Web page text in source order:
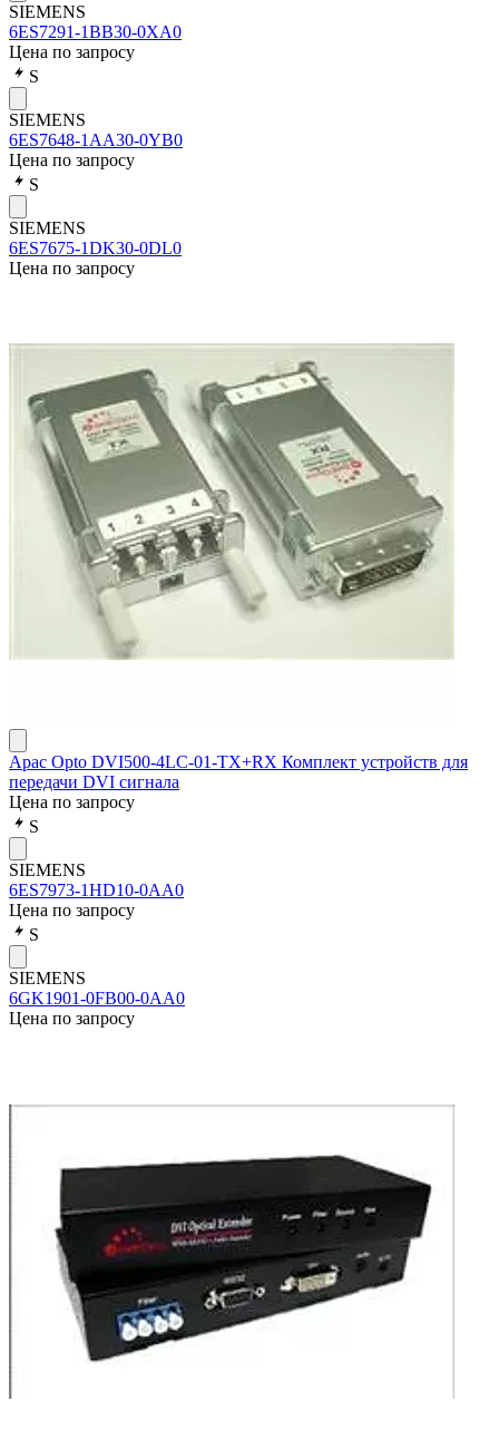
SIEMENS
6ES7291-1BB30-0XA0
Цена по запросу
S
SIEMENS
6ES7648-1AA30-0YB0
Цена по запросу
S
SIEMENS
6ES7675-1DK30-0DL0
Цена по запросу
Apac Opto DVI500-4LC-01-TX+RX Комплект устройств для
передачи DVI сигнала
Цена по запросу
S
SIEMENS
6ES7973-1HD10-0AA0
Цена по запросу
S
SIEMENS
6GK1901-0FB00-0AA0
Цена по запросу